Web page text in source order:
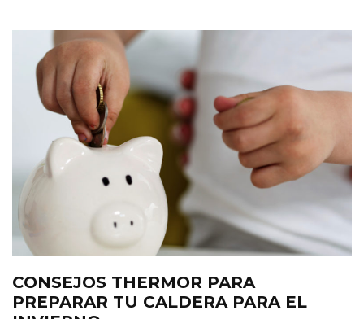
CONSEJOS THERMOR PARA
PREPARAR TU CALDERA PARA EL